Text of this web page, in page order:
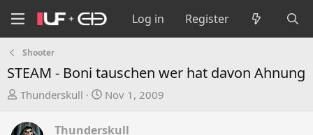
Log in Register
Shooter
STEAM - Boni tauschen wer hat davon Ahnung
T
r
Thunderskull
S
a
Nov 1, 2009
Thunderskull